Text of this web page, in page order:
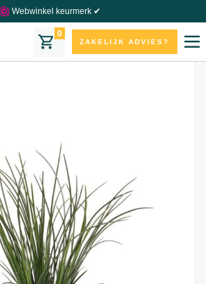
Webwinkel keurmerk ✔
0
ZAKELIJK ADVIES?